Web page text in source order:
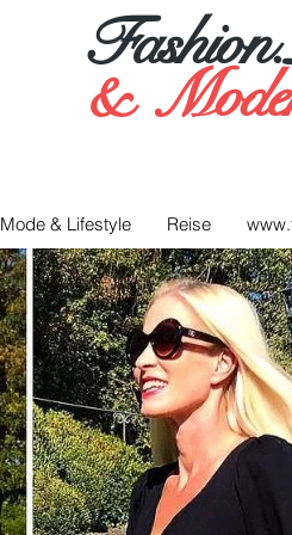
&
Mode & Lifestyle Reise